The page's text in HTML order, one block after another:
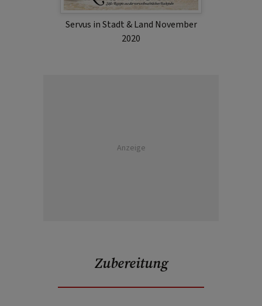
Servus in Stadt & Land November
2020
Anzeige
Zubereitung